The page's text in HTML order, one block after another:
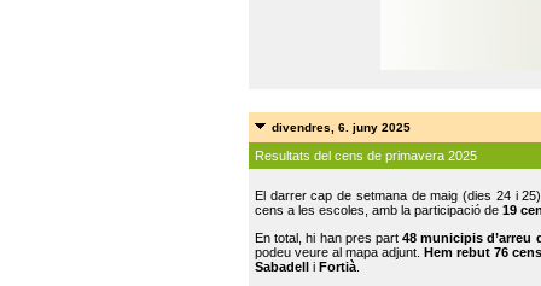
divendres, 6. juny 2025
Resultats del cens de primavera 2025
El darrer cap de setmana de maig (dies 24 i
cens a les escoles, amb la participació de 19
En total, hi han pres part48 municipis d’arreu
podeu veure al mapa adjunt. Hem rebut 76
Sabadell
i Fortià.